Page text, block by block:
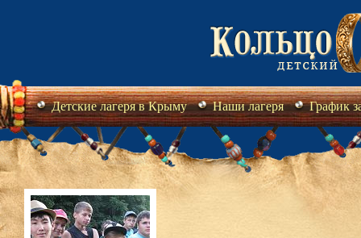
Детские лагеря в Крыму Наши лагеря График